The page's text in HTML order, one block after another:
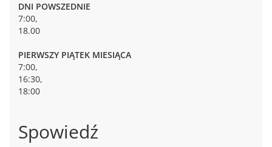
DNI POWSZEDNIE
7:00,
18.00
PIERWSZY PIĄTEK MIESIĄCA
7:00,
16:30,
18:00
Spowiedź